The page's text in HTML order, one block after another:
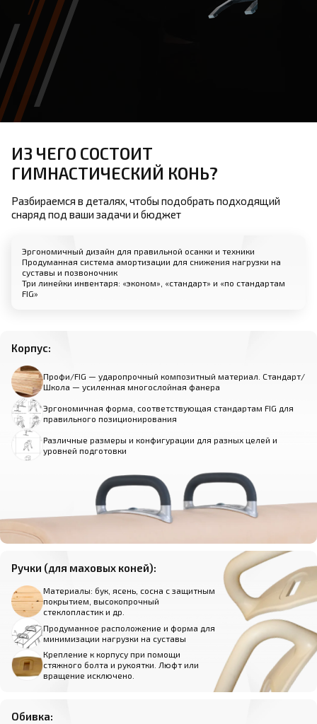
ИЗ ЧЕГО СОСТОИТ
ГИМНАСТИЧЕСКИЙ КОНЬ?
Разбираемся в деталях, чтобы подобрать подходящий
снаряд под ваши задачи и бюджет
Эргономичный дизайн для правильной осанки и техники
Продуманная система амортизации для снижения нагрузки на
суставы и позвоночник
Три линейки инвентаря: «эконом», «стандарт» и «по стандартам
FIG»
Корпус:
Профи/FIG — ударопрочный композитный материал. Стандарт/
Школа — усиленная многослойная фанера
Эргономичная форма, соответствующая стандартам FIG для
правильного позиционирования
Различные размеры и конфигурации для разных целей и
уровней подготовки
Ручки (для маховых коней):
Материалы: бук, ясень, сосна с защитным
покрытием, высокопрочный
стеклопластик и др.
Продуманное расположение и форма для
минимизации нагрузки на суставы
Крепление к корпусу при помощи
стяжного болта и рукоятки. Люфт или
вращение исключено.
Обивка: